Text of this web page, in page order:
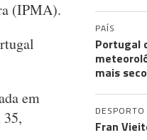
(IPMA).
em
PAÍS
Portugal
mais
DESPORTO
Fran